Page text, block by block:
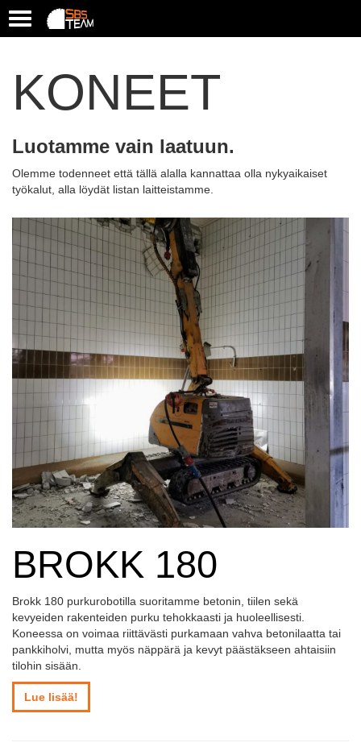
T
e
g
a
o
n
KONEET
Luotamme vain laatuun.
Olemme todenneet että tällä alalla kannattaa olla nykyaikaiset
työkalut, alla löydät listan laitteistamme.
BROKK 180
Brokk 180 purkurobotilla suoritamme betonin, tiilen sekä
kevyeiden rakenteiden purku tehokkaasti ja huoleellisesti.
Koneessa on voimaa riittävästi purkamaan vahva betonilaatta tai
pankkiholvi, mutta myös näppärä ja kevyt päästäkseen ahtaisiin
tilohin sisään.
Lue lisää!